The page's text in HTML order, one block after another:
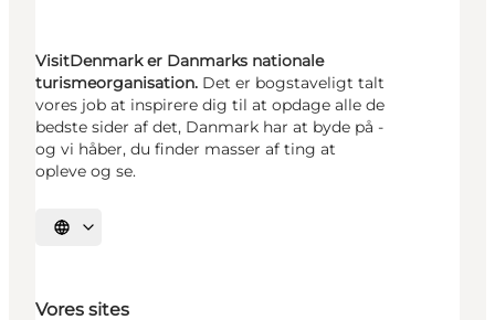
VisitDenmark er Danmarks nationale
turismeorganisation. Det er bogstaveligt talt
vores job at inspirere dig til at opdage alle de
bedste sider af det, Danmark har at byde på -
og vi håber, du finder masser af ting at
opleve og se.
Vælg sprog
Vores sites